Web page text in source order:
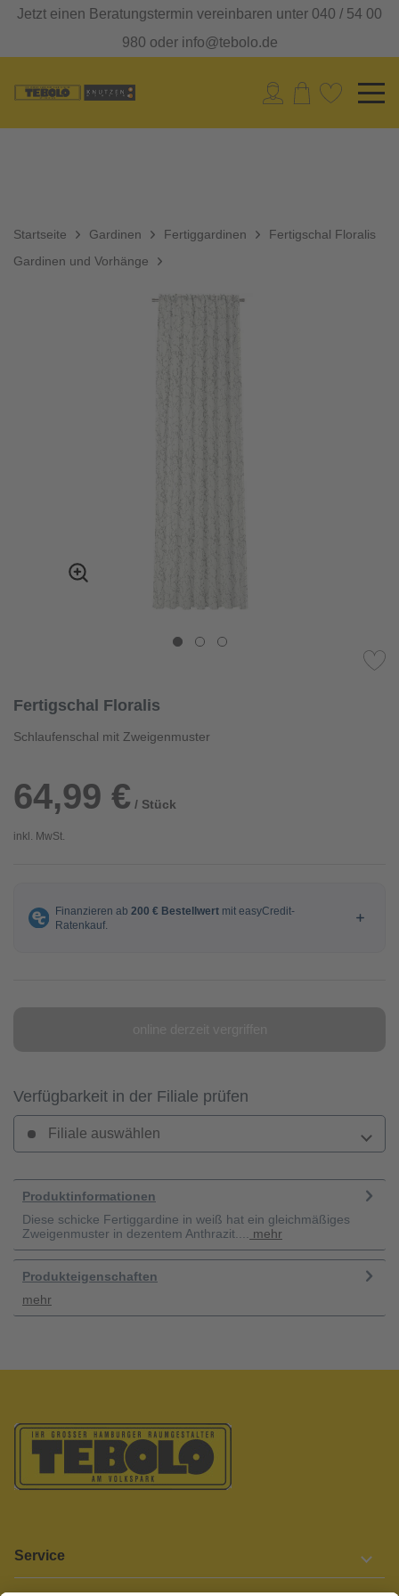
Jetzt einen Beratungstermin vereinbaren unter 040 / 54 00
980 oder info@tebolo.de
Startseite Gardinen
Fertiggardinen
Gardinen und Vorhänge
Fertigschal Floralis
Fertigschal Floralis
Schlaufenschal mit Zweigenmuster
64,99 € / Stück
inkl. MwSt.
Verfügbarkeit in der Filiale prüfen
Filiale auswählen
Produktinformationen
Diese schicke Fertiggardine in weiß hat ein gleichmäßiges
Zweigenmuster in dezentem Anthrazit....
mehr
Produkteigenschaften
mehr
Service